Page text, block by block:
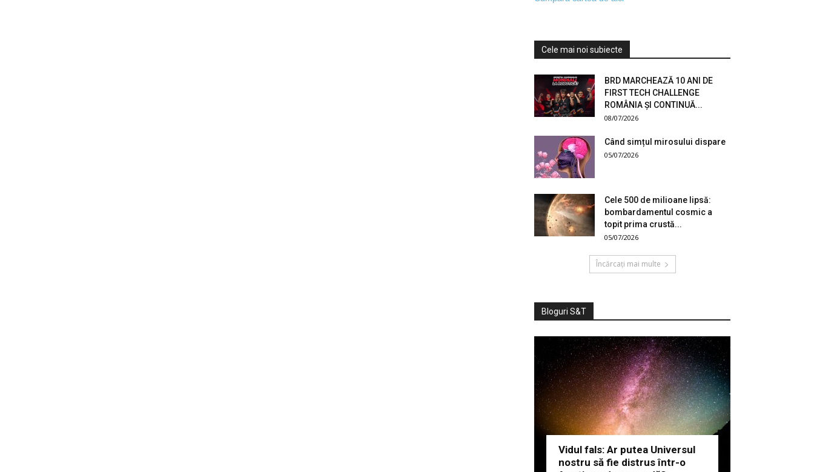
Cele mai noi subiecte
BRD MARCHEAZĂ 10 ANI DE
FIRST TECH CHALLENGE
ROMÂNIA ȘI CONTINUĂ...
08/07/2026
Când simțul mirosului dispare
05/07/2026
Cele 500 de milioane lipsă:
bombardamentul cosmic a
topit prima crustă...
05/07/2026
Încărcați mai multe
Bloguri S&T
Vidul fals: Ar putea Universul
nostru să fie distrus într-o